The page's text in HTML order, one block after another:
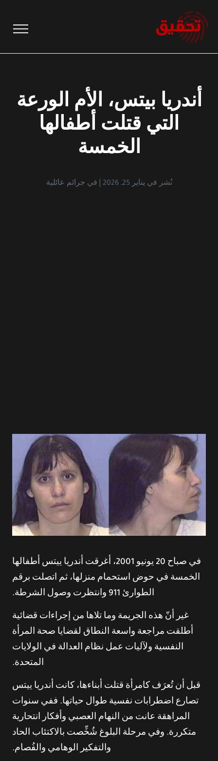
إلى
المحتوى
أندريا بيتس، الأم الورعة
التي قتلت أطفالها
الخمسة
نُشر فييناير 25, 2026 في جرائم عائلية
في صباح 20 يونيو 2001، أغرقت أندريا ييتس أطفالها
الخمسة في حوض استحمام منزلها، ثم اتصلت برقم
الطوارئ 911 وانتظرت وصول الشرطة.
غير أنّ هذه الجريمة وما تلاها من إجراءات قضائية
أطلقت مراجعة واسعة النطاق لقضايا صحة المرأة
النفسية ولآليات عمل نظام العدالة في الولايات
المتحدة.
قبل أن تُعرَف كامرأة قتلت أبناءها، كانت أندريا ييتس
تصارع اضطرابات نفسية طوال حياتها. ففي سنوات
المراهقة عانت من النهام العصبي وأفكار انتحارية
متكررة. وفي مرحلة البلوغ شُخِّصت بالاكتئاب الحاد
والتفكير الوهامي والفُصام.